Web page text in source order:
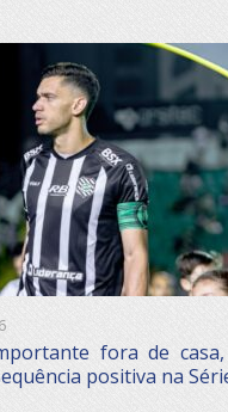
fora de
positiva na